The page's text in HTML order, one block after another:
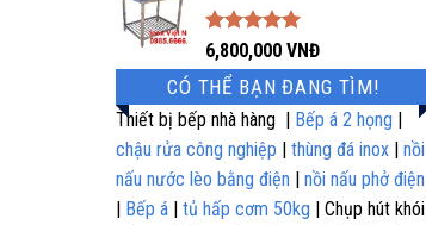
Được xếp
hạng5.00
5 sao
6,800,000 VNĐ
CÓ THỂ BẠN ĐANG TÌM!
Thiết bị bếp nhà hàng | Bếp á 2 họng |
chậu rửa công nghiệp | thùng đá inox | nồi
nấu nước lèo bằng điện | nồi nấu phở điện
| Bếp á | tủ hấp cơm 50kg | Chụp hút khói